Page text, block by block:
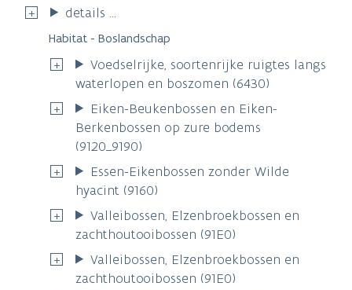
details ...
Habitat - Boslandschap
Voedselrijke, soortenrijke ruigtes langs
waterlopen en boszomen (6430)
Eiken-Beukenbossen en Eiken-
Berkenbossen op zure bodems
(9120_9190)
Essen-Eikenbossen zonder Wilde
hyacint (9160)
Valleibossen, Elzenbroekbossen en
zachthoutooibossen (91E0)
Valleibossen, Elzenbroekbossen en
zachthoutooibossen (91E0)